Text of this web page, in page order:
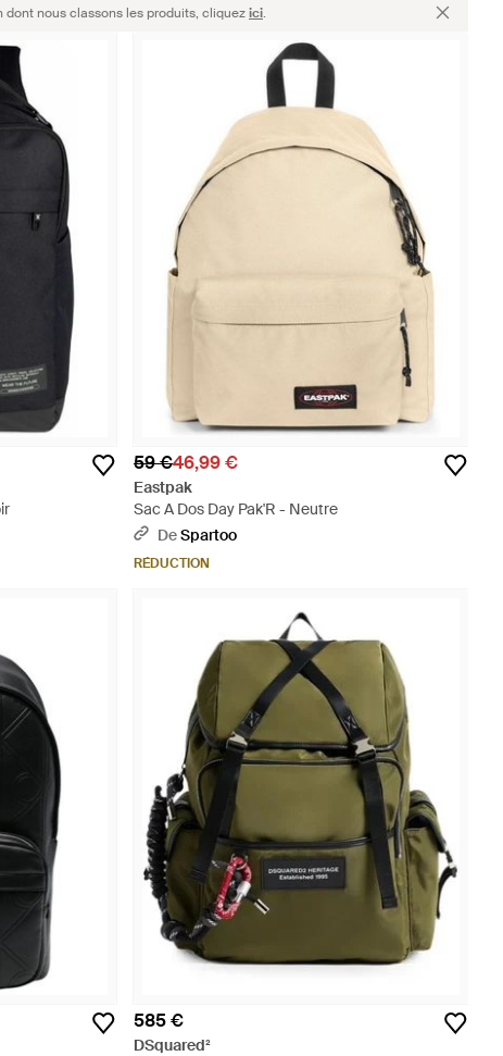
nous classons les produits, cliquezici.
59 €46,99 €
Eastpak
Sac A Dos Day Pak'R - Neutre
DeSpartoo
RÉDUCTION
585 €
DSquared²